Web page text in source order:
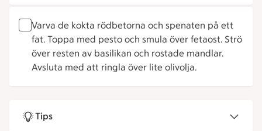
Varva de kokta rödbetorna och spenaten på ett
fat. Toppa med pesto och smula över fetaost. Strö
över resten av basilikan och rostade mandlar.
Avsluta med att ringla över lite olivolja.
Tips